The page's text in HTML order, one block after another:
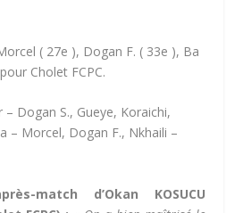
( 27e ), Dogan F. ( 33e ), Ba
Cholet FCPC.
– Dogan S., Gueye, Koraichi,
– Morcel, Dogan F., Nkhaili –
match d’Okan KOSUCU